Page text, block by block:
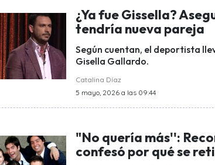
¿Ya fue Gissella?
tendría nueva pareja
Según cuentan, el deportista
Gisella Gallardo.
Catalina Díaz
5 mayo, 2026 a las 09:44
"No quería más'':
confesó por qué se